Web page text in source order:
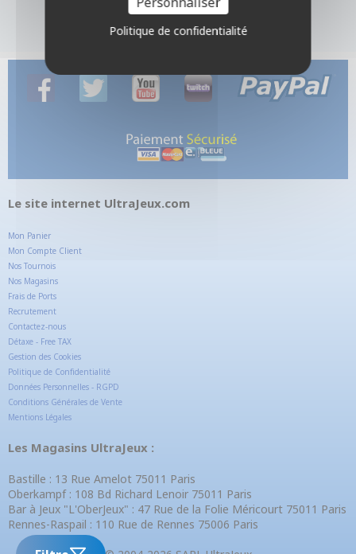
Le site internet UltraJeux.com
Mon Panier
Mon Compte Client
Nos Tournois
Nos Magasins
Frais de Ports
Recrutement
Contactez-nous
Détaxe - Free TAX
Gestion des Cookies
Politique de Confidentialité
Données Personnelles - RGPD
Conditions Générales de Vente
Mentions Légales
Les Magasins UltraJeux :
Bastille : 13 Rue Amelot 75011 Paris
Oberkampf : 108 Bd Richard Lenoir 75011 Paris
Bar à Jeux "L'OberJeux" : 47 Rue de la Folie Méricourt 75011 Paris
Rennes-Raspail : 110 Rue de Rennes 75006 Paris
Politique de confidentialité